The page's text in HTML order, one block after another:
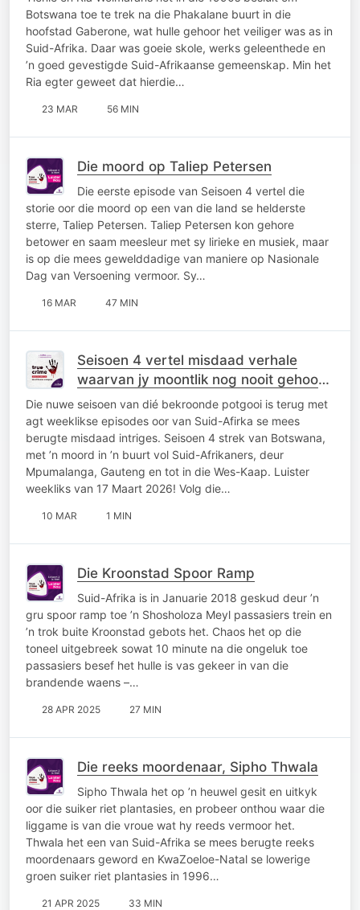
Botswana toe te trek na die Phakalane buurt in die
hoofstad Gaberone, wat hulle gehoor het veiliger was as in
Suid-Afrika. Daar was goeie skole, werks geleenthede en
’n goed gevestigde Suid-Afrikaanse gemeenskap. Min het
Ria egter geweet dat hierdie…
23 MAR 56 MIN
Die moord op Taliep Petersen
Die eerste episode van Seisoen 4 vertel die
storie oor die moord op een van die land se helderste
sterre, Taliep Petersen. Taliep Petersen kon gehore
betower en saam meesleur met sy lirieke en musiek, maar
is op die mees gewelddadige van maniere op Nasionale
Dag van Versoening vermoor. Sy…
16 MAR 47 MIN
Seisoen 4 vertel misdaad verhale
waarvan jy moontlik nog nooit gehoor
het nie
Die nuwe seisoen van dié bekroonde potgooi is terug met
agt weeklikse episodes oor van Suid-Afirka se mees
berugte misdaad intriges. Seisoen 4 strek van Botswana,
met ’n moord in ’n buurt vol Suid-Afrikaners, deur
Mpumalanga, Gauteng en tot in die Wes-Kaap. Luister
weekliks van 17 Maart 2026! Volg die…
10 MAR 1 MIN
Die Kroonstad Spoor Ramp
Suid-Afrika is in Januarie 2018 geskud deur ’n
gru spoor ramp toe ’n Shosholoza Meyl passasiers trein en
’n trok buite Kroonstad gebots het. Chaos het op die
toneel uitgebreek sowat 10 minute na die ongeluk toe
passasiers besef het hulle is vas gekeer in van die
brandende waens –…
28 APR 2025 27 MIN
Die reeks moordenaar, Sipho Thwala
Sipho Thwala het op ’n heuwel gesit en uitkyk
oor die suiker riet plantasies, en probeer onthou waar die
liggame is van die vroue wat hy reeds vermoor het.
Thwala het een van Suid-Afrika se mees berugte reeks
moordenaars geword en KwaZoeloe-Natal se lowerige
groen suiker riet plantasies in 1996…
21 APR 2025 33 MIN